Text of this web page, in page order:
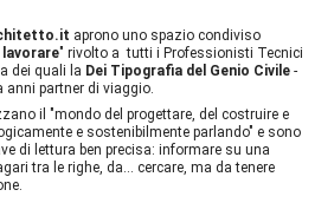
aprono uno spazio condiviso
" rivolto a tutti i Professionisti Tecnici
dei quali la Dei Tipografia del Genio Civile -
anni partner di viaggio.
il "mondo del progettare, del costruire e
e sostenibilmente parlando" e sono
di lettura ben precisa: informare su una
tra le righe, da... cercare, ma da tenere